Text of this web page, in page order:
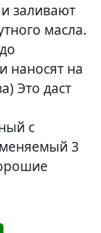
заливают
масла.
наносят на
Это даст
с
3